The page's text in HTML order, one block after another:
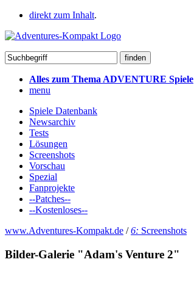
direkt zum Inhalt.
Alles zum Thema ADVENTURE Spiele
menu
Spiele Datenbank
Newsarchiv
Tests
Lösungen
Screenshots
Vorschau
Spezial
Fanprojekte
--Patches--
--Kostenloses--
www.Adventures-Kompakt.de /6: Screenshots
Bilder-Galerie "Adam's Venture 2"